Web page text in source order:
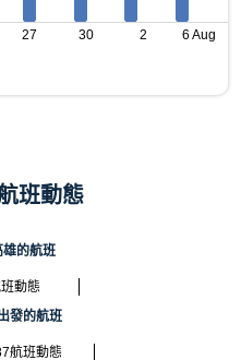
27 30 2 6 Aug
班動態
雄的航班
動態
發的航班
航班動態